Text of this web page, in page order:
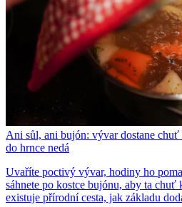
Ani sůl, ani bujón: vývar dostane
do hrnce nedá
Uvaříte poctivý vývar, hodiny ho
sáhnete po kostce bujónu, aby ta chuť
existuje přírodní cesta, jak základu